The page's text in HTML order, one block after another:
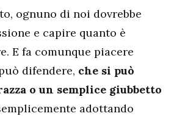
ognuno di noi dovrebbe
e capire quanto è
E fa comunque piacere
difendere, che si può
o un semplice giubbetto
adottando